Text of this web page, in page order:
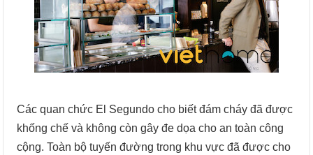
Các quan chức El Segundo cho biết đám cháy đã được
khống chế và không còn gây đe dọa cho an toàn công
cộng. Toàn bộ tuyến đường trong khu vực đã được cho